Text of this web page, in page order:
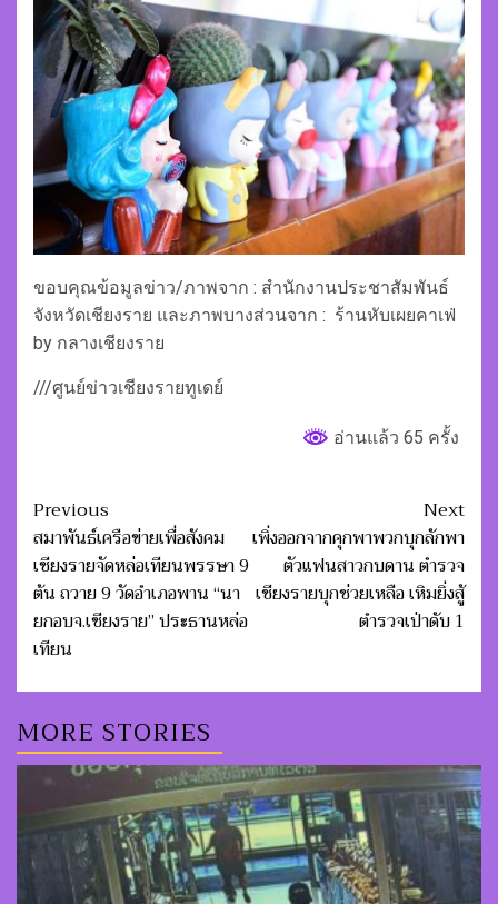
ขอบคุณข้อมูลข่าว/ภาพจาก : สำนักงานประชาสัมพันธ์
จังหวัดเชียงราย และภาพบางส่วนจาก : ร้านหับเผยคาเฟ่
by กลางเชียงราย
///ศูนย์ข่าวเชียงรายทูเดย์
อ่านแล้ว 65 ครั้ง
Post
navigation
Previous
สมาพันธ์เครือข่ายเพื่อสังคม
เชียงรายจัดหล่อเทียนพรรษา 9
ต้น ถวาย 9 วัดอำเภอพาน “นา
ยกอบจ.เชียงราย” ประธานหล่อ
เทียน
Next
เพิ่งออกจากคุกพาพวกบุกลักพา
ตัวแฟนสาวกบดาน ตำรวจ
เชียงรายบุกช่วยเหลือ เหิมยิ่งสู้
ตำรวจเป่าดับ 1
MORE STORIES